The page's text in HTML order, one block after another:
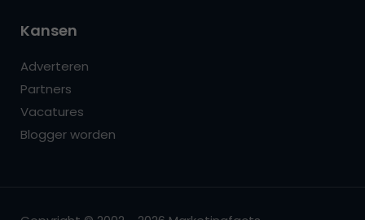
Kansen
Adverteren
Partners
Vacatures
Blogger worden